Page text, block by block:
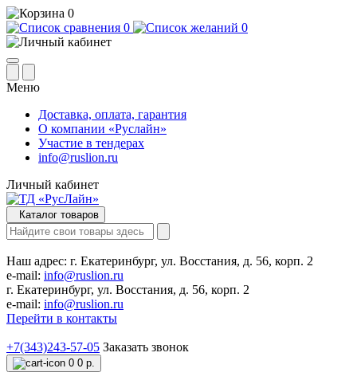
0
0
0
Меню
Доставка, оплата, гарантия
О компании «Руслайн»
Участие в тендерах
info@ruslion.ru
Личный кабинет
Каталог товаров
Наш адрес: г. Екатеринбург, ул. Восстания, д. 56, корп. 2
e-mail: info@ruslion.ru
г. Екатеринбург, ул. Восстания, д. 56, корп. 2
e-mail: info@ruslion.ru
Перейти в контакты
+7(343)243-57-05 Заказать звонок
0 0 р.